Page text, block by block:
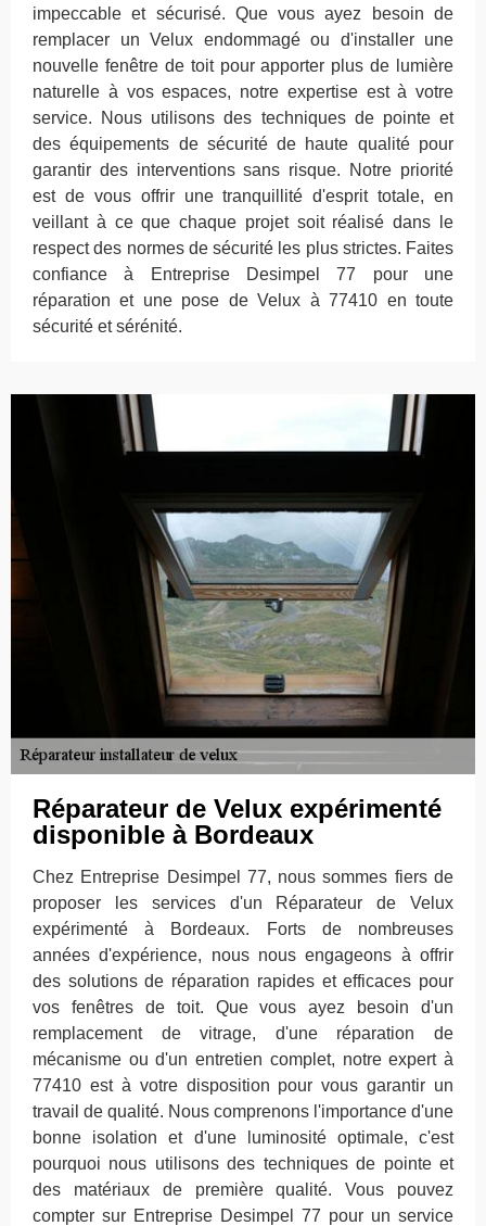
impeccable et sécurisé. Que vous ayez besoin de
remplacer un Velux endommagé ou d'installer une
nouvelle fenêtre de toit pour apporter plus de lumière
naturelle à vos espaces, notre expertise est à votre
service. Nous utilisons des techniques de pointe et
des équipements de sécurité de haute qualité pour
garantir des interventions sans risque. Notre priorité
est de vous offrir une tranquillité d'esprit totale, en
veillant à ce que chaque projet soit réalisé dans le
respect des normes de sécurité les plus strictes. Faites
confiance à Entreprise Desimpel 77 pour une
réparation et une pose de Velux à 77410 en toute
sécurité et sérénité.
Réparateur de Velux expérimenté
disponible à Bordeaux
Chez Entreprise Desimpel 77, nous sommes fiers de
proposer les services d'un Réparateur de Velux
expérimenté à Bordeaux. Forts de nombreuses
années d'expérience, nous nous engageons à offrir
des solutions de réparation rapides et efficaces pour
vos fenêtres de toit. Que vous ayez besoin d'un
remplacement de vitrage, d'une réparation de
mécanisme ou d'un entretien complet, notre expert à
77410 est à votre disposition pour vous garantir un
travail de qualité. Nous comprenons l'importance d'une
bonne isolation et d'une luminosité optimale, c'est
pourquoi nous utilisons des techniques de pointe et
des matériaux de première qualité. Vous pouvez
compter sur Entreprise Desimpel 77 pour un service